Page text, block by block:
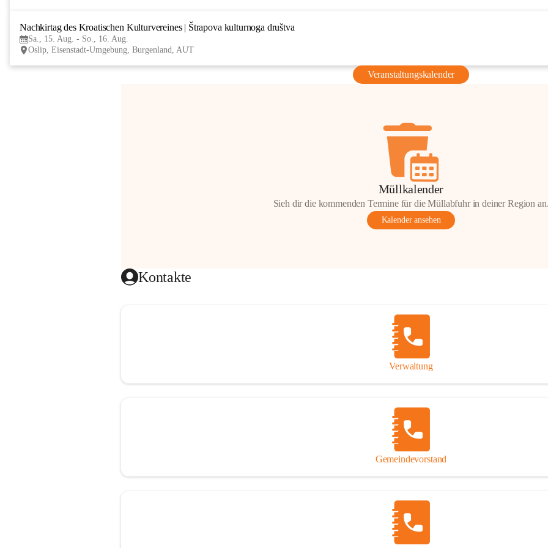
Nachkirtag des Kroatischen Kulturvereines | Štrapova kulturnoga društva
Sa., 15. Aug. - So., 16. Aug.
Oslip, Eisenstadt-Umgebung, Burgenland, AUT
Veranstaltungskalender
Müllkalender
Sieh dir die kommenden Termine für die Müllabfuhr in deiner Region an.
Kalender ansehen
Kontakte
Verwaltung
Gemeindevorstand